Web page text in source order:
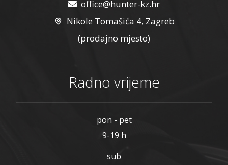
office@hunter-kz.hr
Nikole Tomašića 4, Zagreb
(prodajno mjesto)
Radno vrijeme
pon - pet
9-19 h
sub